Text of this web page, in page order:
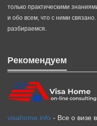
только практическими
и обо всем, что с ними
разбираемся.
Рекомендуем
visahome.info - Все о визе